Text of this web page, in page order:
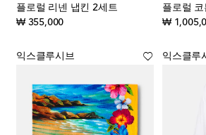
플로럴 리넨 냅킨 2세트
₩ 355,000original price
플로럴
₩
익스클루시브 익스클루